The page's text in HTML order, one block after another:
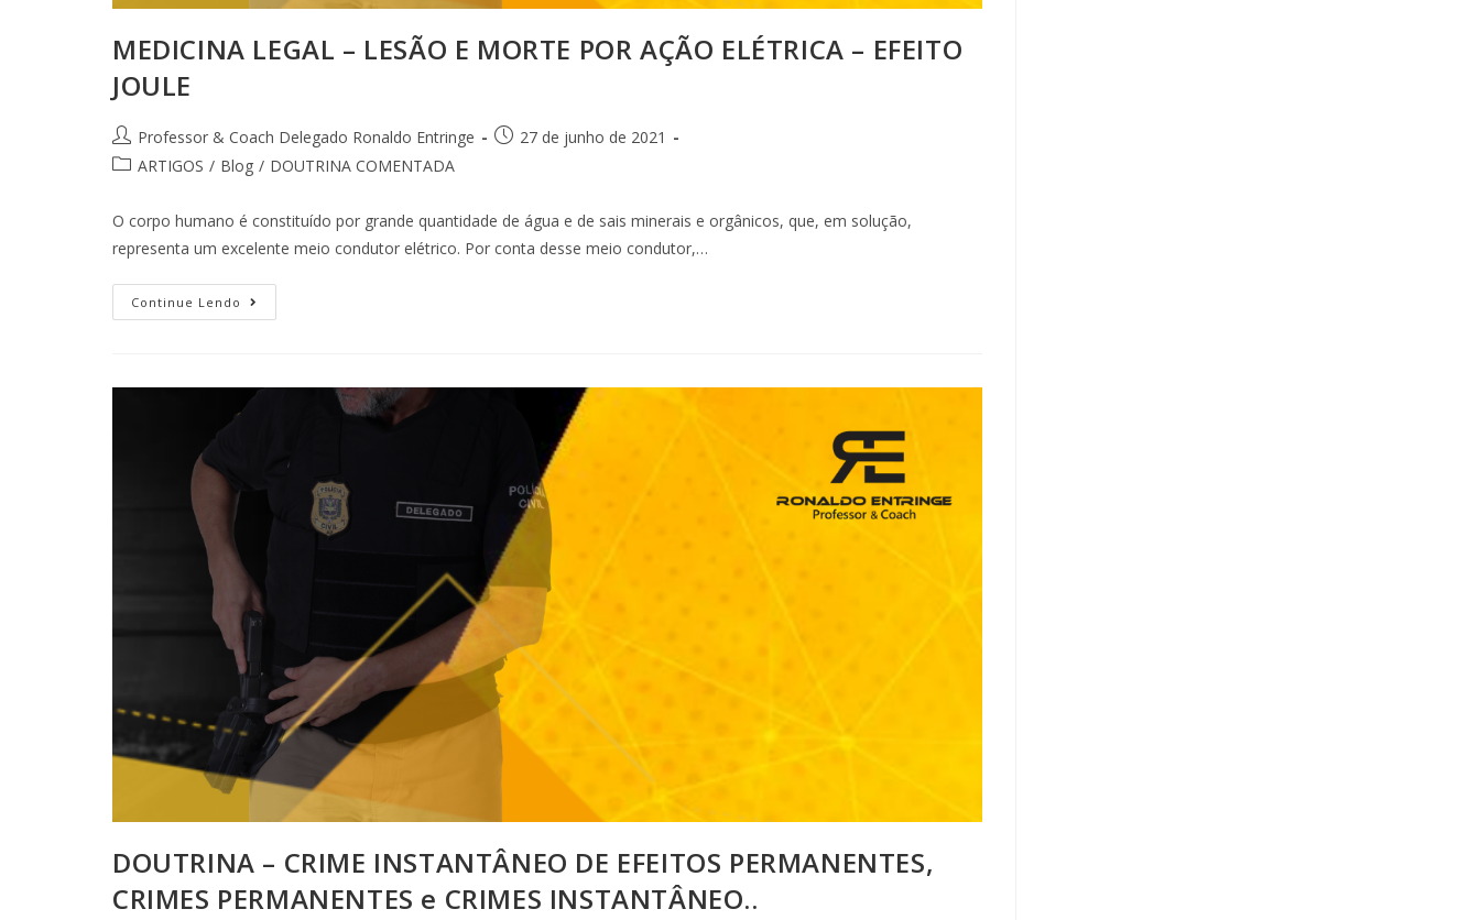
MEDICINA LEGAL – LESÃO E MORTE POR AÇÃO ELÉTRICA – EFEITO
JOULE
Professor & Coach Delegado Ronaldo Entringe
27 de junho de 2021
ARTIGOS / Blog / DOUTRINA COMENTADA
O corpo humano é constituído por grande quantidade de água e de sais minerais e orgânicos, que, em solução,
representa um excelente meio condutor elétrico. Por conta desse meio condutor,…
Continue Lendo
DOUTRINA – CRIME INSTANTÂNEO DE EFEITOS PERMANENTES,
CRIMES PERMANENTES e CRIMES INSTANTÂNEO..